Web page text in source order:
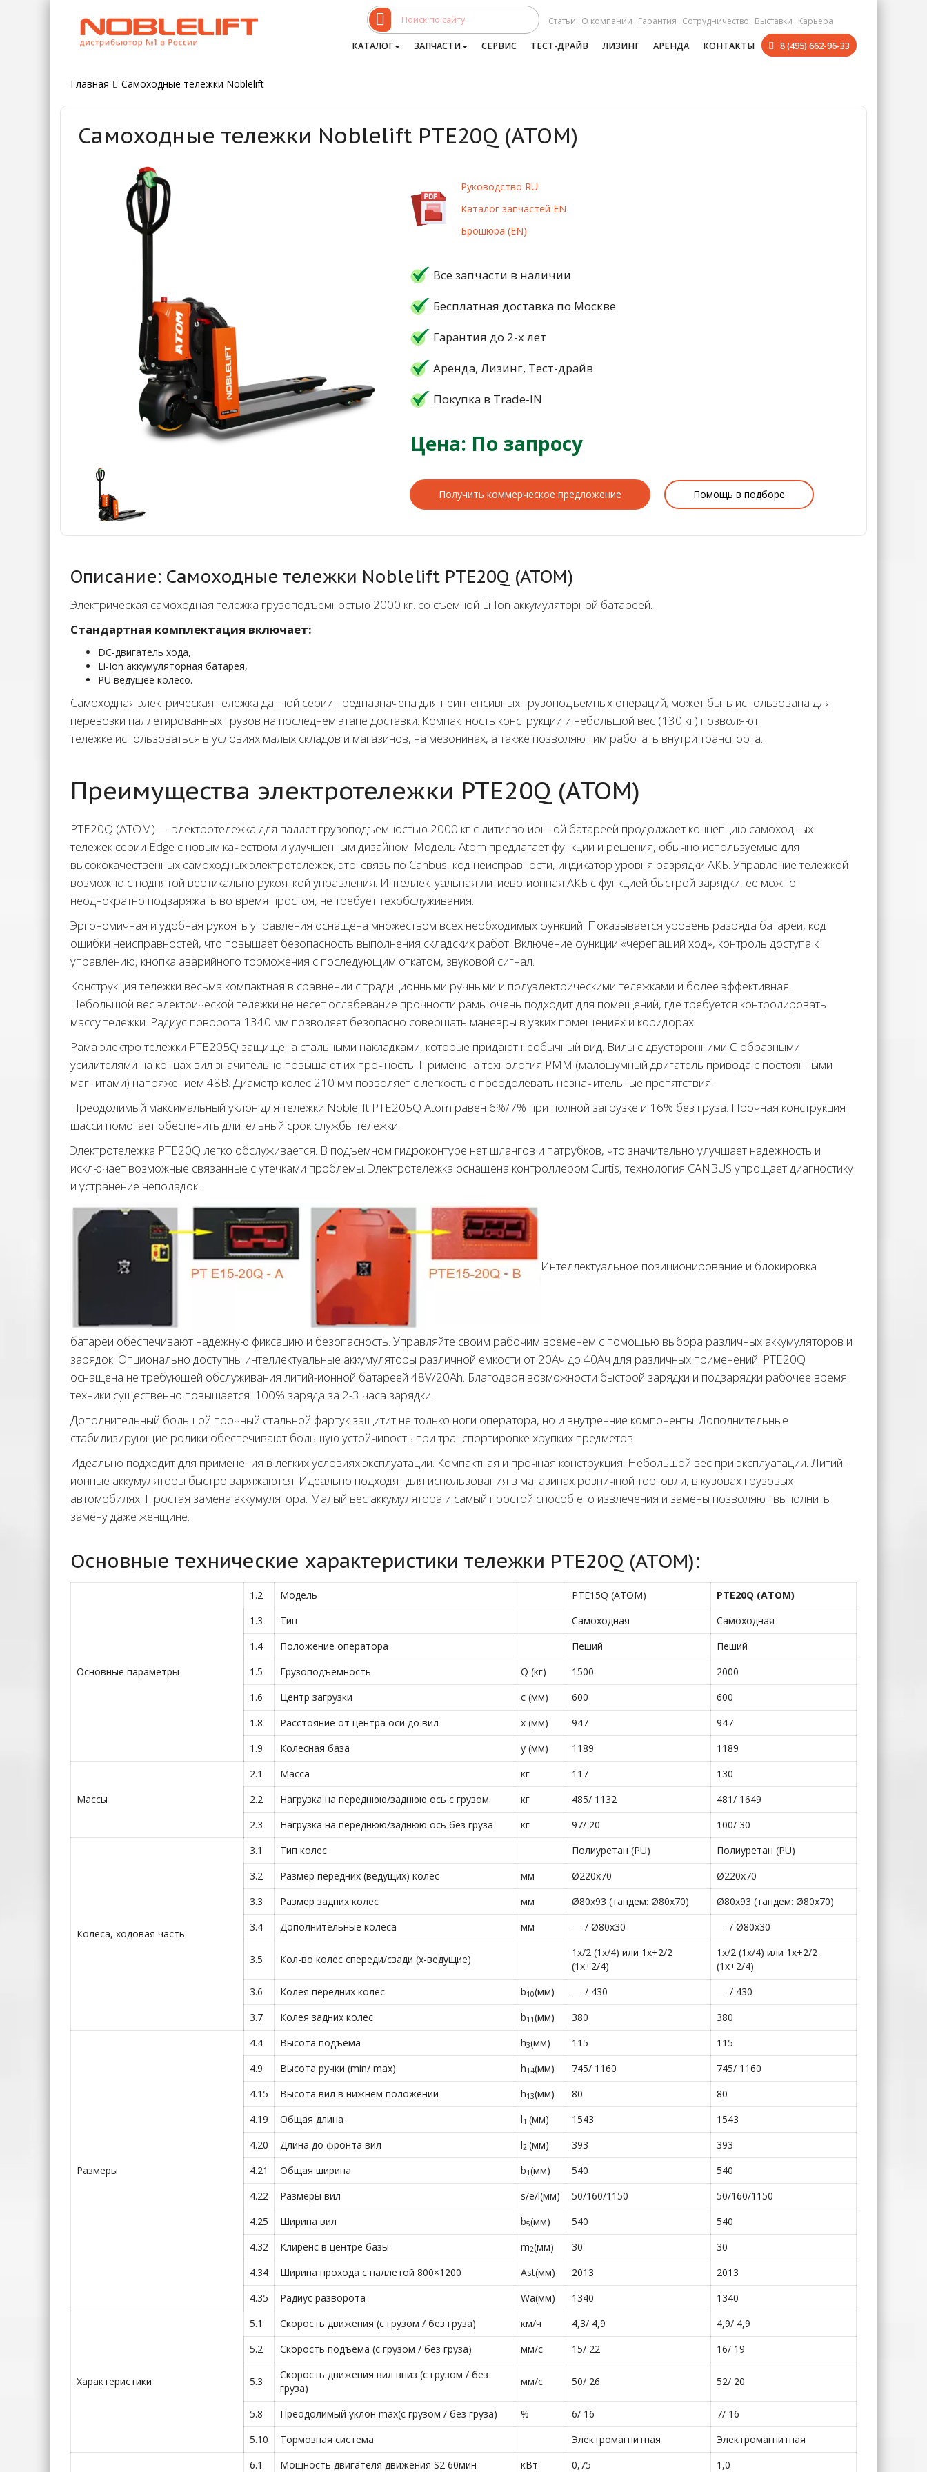
Статьи О компании Гарантия Сотрудничество Выставки Карьера
КАТАЛОГ ЗАПЧАСТИ СЕРВИС ТЕСТ-ДРАЙВ ЛИЗИНГ АРЕНДА КОНТАКТЫ 8 (495) 662-96-33
Главная Самоходные тележки Noblelift
Самоходные тележки Noblelift PTE20Q (ATOM)
Руководство RU
Каталог запчастей EN
Брошюра (EN)
Все запчасти в наличии
Бесплатная доставка по Москве
Гарантия до 2-х лет
Аренда, Лизинг, Тест-драйв
Покупка в Trade-IN
Цена: По запросу
Получить коммерческое предложение Помощь в подборе
Описание: Самоходные тележки Noblelift PTE20Q (ATOM)
Электрическая самоходная тележка грузоподъемностью 2000 кг. со съемной Li-Ion аккумуляторной батареей.
Cтандартная комплектация включает:
DC-двигатель хода,
Li-Ion аккумуляторная батарея,
PU ведущее колесо.
Самоходная электрическая тележка данной серии предназначена для неинтенсивных грузоподъемных операций; может быть использована для
перевозки паллетированных грузов на последнем этапе доставки. Компактность конструкции и небольшой вес (130 кг) позволяют
тележке использоваться в условиях малых складов и магазинов, на мезонинах, а также позволяют им работать внутри транспорта.
Преимущества электротележки PTE20Q (ATOM)
PTE20Q (ATOM) — электротележка для паллет грузоподъемностью 2000 кг с литиево-ионной батареей продолжает концепцию самоходных
тележек серии Edge с новым качеством и улучшенным дизайном. Модель Atom предлагает функции и решения, обычно используемые для
высококачественных самоходных электротележек, это: связь по Canbus, код неисправности, индикатор уровня разрядки АКБ. Управление тележкой
возможно с поднятой вертикально рукояткой управления. Интеллектуальная литиево-ионная АКБ с функцией быстрой зарядки, ее можно
неоднократно подзаряжать во время простоя, не требует техобслуживания.
Эргономичная и удобная рукоять управления оснащена множеством всех необходимых функций. Показывается уровень разряда батареи, код
ошибки неисправностей, что повышает безопасность выполнения складских работ. Включение функции «черепаший ход», контроль доступа к
управлению, кнопка аварийного торможения с последующим откатом, звуковой сигнал.
Конструкция тележки весьма компактная в сравнении с традиционными ручными и полуэлектрическими тележками и более эффективная.
Небольшой вес электрической тележки не несет ослабевание прочности рамы очень подходит для помещений, где требуется контролировать
массу тележки. Радиус поворота 1340 мм позволяет безопасно совершать маневры в узких помещениях и коридорах.
Рама электро тележки PTE205Q защищена стальными накладками, которые придают необычный вид. Вилы с двусторонними С-образными
усилителями на концах вил значительно повышают их прочность. Применена технология PMM (малошумный двигатель привода с постоянными
магнитами) напряжением 48В. Диаметр колес 210 мм позволяет с легкостью преодолевать незначительные препятствия.
Преодолимый максимальный уклон для тележки Noblelift PTE205Q Atom равен 6%/7% при полной загрузке и 16% без груза. Прочная конструкция
шасси помогает обеспечить длительный срок службы тележки.
Электротележка PTE20Q легко обслуживается. В подъемном гидроконтуре нет шлангов и патрубков, что значительно улучшает надежность и
исключает возможные связанные с утечками проблемы. Электротележка оснащена контроллером Curtis, технология CANBUS упрощает диагностику
и устранение неполадок.
Интеллектуальное позиционирование и блокировка
батареи обеспечивают надежную фиксацию и безопасность. Управляйте своим рабочим временем с помощью выбора различных аккумуляторов и
зарядок. Опционально доступны интеллектуальные аккумуляторы различной емкости от 20Ач до 40Ач для различных применений. PTE20Q
оснащена не требующей обслуживания литий-ионной батареей 48V/20Аh. Благодаря возможности быстрой зарядки и подзарядки рабочее время
техники существенно повышается. 100% заряда за 2-3 часа зарядки.
Дополнительный большой прочный стальной фартук защитит не только ноги оператора, но и внутренние компоненты. Дополнительные
стабилизирующие ролики обеспечивают большую устойчивость при транспортировке хрупких предметов.
Идеально подходит для применения в легких условиях эксплуатации. Компактная и прочная конструкция. Небольшой вес при эксплуатации. Литий-
ионные аккумуляторы быстро заряжаются. Идеально подходят для использования в магазинах розничной торговли, в кузовах грузовых
автомобилях. Простая замена аккумулятора. Малый вес аккумулятора и самый простой способ его извлечения и замены позволяют выполнить
замену даже женщине.
Основные технические характеристики тележки PTE20Q (ATOM):
Основные параметры
1.2 Модель PTE15Q (ATOM)
PTE20Q (ATOM)
1.3
Тип Самоходная
Самоходная
1.4
Положение оператора Пеший
Пеший
1.5
Грузоподъемность Q (кг) 1500
2000
1.6
Центр загрузки c (мм) 600
600
1.8
Расстояние от центра оси до вил x (мм) 947
947
1.9
Колесная база y (мм) 1189 1189
Массы
2.1 Масса кг 117
130
2.2
Нагрузка на переднюю/заднюю ось с грузом кг 485/ 1132
481/ 1649
2.3
Нагрузка на переднюю/заднюю ось без груза кг 97/ 20 100/ 30
Колеса, ходовая часть
3.1 Тип колес Полиуретан (PU)
Полиуретан (PU)
3.2
Размер передних (ведущих) колес мм Ø220х70
Ø220х70
3.3
Размер задних колес мм Ø80х93 (тандем: Ø80х70)
Ø80х93 (тандем: Ø80х70)
3.4
Дополнительные колеса мм — / Ø80х30 — / Ø80х30
3.5 Кол-во колес спереди/сзади (х-ведущие)
1х/2 (1х/4) или 1х+2/2
(1х+2/4)
1х/2 (1х/4) или 1х+2/2
(1х+2/4)
3.6
Колея передних колес b10(мм) — / 430
— / 430
3.7
Колея задних колес b11(мм) 380 380
Размеры
4.4 Высота подъема h3(мм) 115
115
4.9
Высота ручки (min/ max) h14(мм) 745/ 1160
745/ 1160
4.15
Высота вил в нижнем положении h13(мм) 80
80
4.19
Общая длина l1 (мм) 1543
1543
4.20
Длина до фронта вил l2 (мм) 393
393
4.21
Общая ширина b1(мм) 540
540
4.22
Размеры вил s/e/l(мм) 50/160/1150
50/160/1150
4.25
Ширина вил b5(мм) 540
540
4.32
Клиренс в центре базы m2(мм) 30
30
4.34
Ширина прохода с паллетой 800×1200 Ast(мм) 2013
2013
4.35
Радиус разворота Wa(мм) 1340 1340
Характеристики
5.1 Скорость движения (с грузом / без груза) км/ч 4,3/ 4,9
4,9/ 4,9
5.2
Скорость подъема (с грузом / без груза) мм/с 15/ 22 16/ 19
5.3
Скорость движения вил вниз (с грузом / без
груза)
мм/с 50/ 26 52/ 20
5.8 Преодолимый уклон max(с грузом / без груза) % 6/ 16
7/ 16
5.10
Тормозная система Электромагнитная
Электромагнитная
6.1
Мощность двигателя движения S2 60мин кВт 0,75 1,0